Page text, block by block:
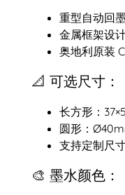
重型自动回
金属框架设
奥地利原装
📐 可选尺寸：
长方形：
圆形：
支持定制尺
🎨 墨水颜色：